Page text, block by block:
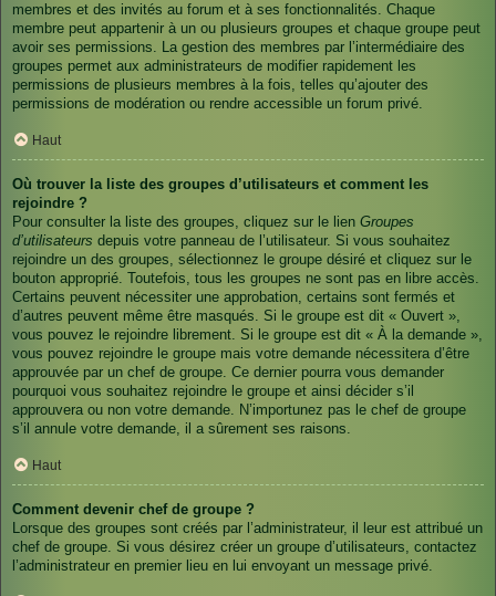
membres et des invités au forum et à ses fonctionnalités. Chaque
membre peut appartenir à un ou plusieurs groupes et chaque groupe peut
avoir ses permissions. La gestion des membres par l’intermédiaire des
groupes permet aux administrateurs de modifier rapidement les
permissions de plusieurs membres à la fois, telles qu’ajouter des
permissions de modération ou rendre accessible un forum privé.
Haut
Où trouver la liste des groupes d’utilisateurs et comment les
rejoindre ?
Pour consulter la liste des groupes, cliquez sur le lien Groupes
d’utilisateurs depuis votre panneau de l’utilisateur. Si vous souhaitez
rejoindre un des groupes, sélectionnez le groupe désiré et cliquez sur le
bouton approprié. Toutefois, tous les groupes ne sont pas en libre accès.
Certains peuvent nécessiter une approbation, certains sont fermés et
d’autres peuvent même être masqués. Si le groupe est dit « Ouvert »,
vous pouvez le rejoindre librement. Si le groupe est dit « À la demande »,
vous pouvez rejoindre le groupe mais votre demande nécessitera d’être
approuvée par un chef de groupe. Ce dernier pourra vous demander
pourquoi vous souhaitez rejoindre le groupe et ainsi décider s’il
approuvera ou non votre demande. N’importunez pas le chef de groupe
s’il annule votre demande, il a sûrement ses raisons.
Haut
Comment devenir chef de groupe ?
Lorsque des groupes sont créés par l’administrateur, il leur est attribué un
chef de groupe. Si vous désirez créer un groupe d’utilisateurs, contactez
l’administrateur en premier lieu en lui envoyant un message privé.